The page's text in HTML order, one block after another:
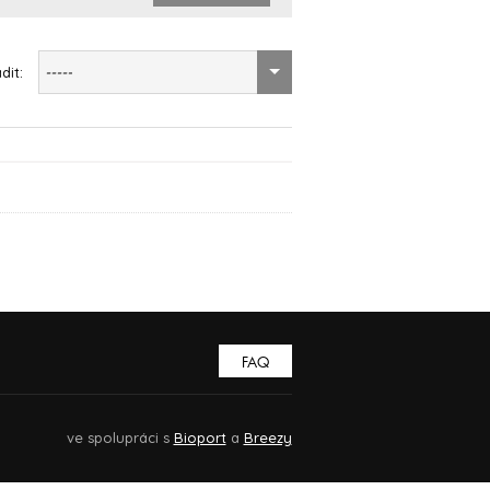
-----
FAQ
ve spolupráci s Bioporta Breezy